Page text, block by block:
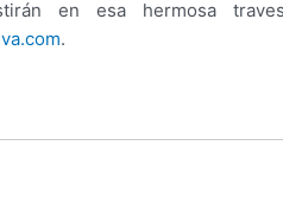
en esa hermosa
.